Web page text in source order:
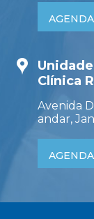
Clínica
Avenida
andar,